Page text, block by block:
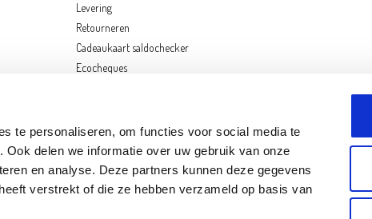
te personaliseren, om functies voor social media te
delen we informatie over uw gebruik van onze
en analyse. Deze partners kunnen deze gegevens
verstrekt of die ze hebben verzameld op basis van
Levering
Retourneren
Cadeaukaart saldochecker
Ecocheques
OLEN